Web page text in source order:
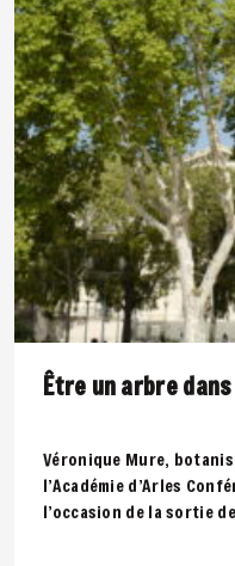
Être un arbre
Véronique Mure,
l’Académie d’Arles
l’occasion de la sortie